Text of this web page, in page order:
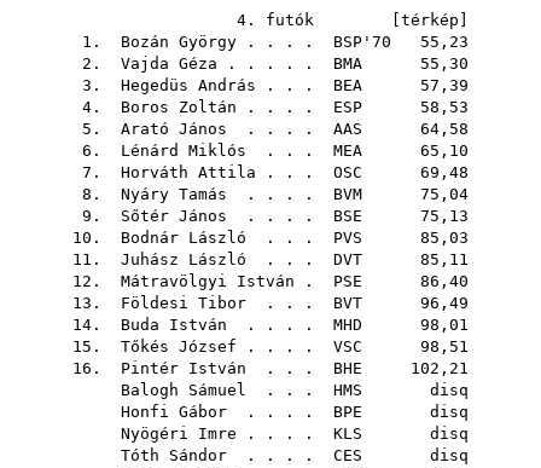
4. futók [ térkép
1. Bozán György . . . . BSP'70 55,23
2. Vajda Géza . . . . . BMA 55,30
3. Hegedüs András . . . BEA 57,39
4. Boros Zoltán . . . . ESP 58,53
5. Arató János . . . . AAS 64,58
6. Lénárd Miklós . . . MEA 65,10
7. Horváth Attila . . . OSC 69,48
8. Nyáry Tamás . . . . BVM 75,04
9. Sőtér János . . . . BSE 75,13
10. Bodnár László . . . PVS 85,03
11. Juhász László . . . DVT 85,11
12. Mátravölgyi István . PSE 86,40
13. Földesi Tibor . . . BVT 96,49
14. Buda István . . . . MHD 98,01
15. Tőkés József . . . . VSC 98,51
16. Pintér István . . . BHE 102,21
Balogh Sámuel . . . HMS disq
Honfi Gábor . . . . BPE disq
Nyögéri Imre . . . . KLS disq
Tóth Sándor . . . . CES disq